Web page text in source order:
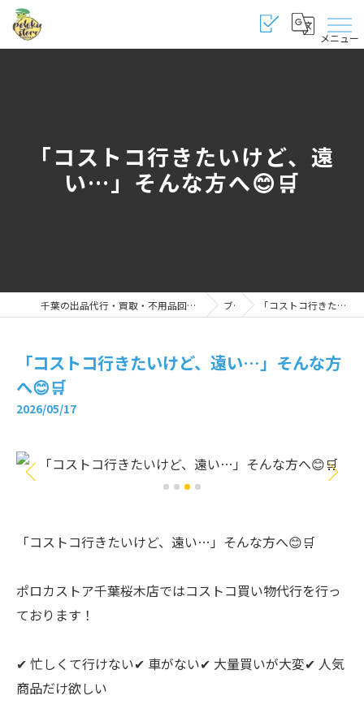
メニュー
「コストコ行きたいけど、遠
い…」そんな方へ😊🛒
千葉の出品代行・買取・不用品回収・販売・修理・代行なら納得のポロカストア千葉桜木店 ブログ 「コストコ行きたいけど、遠い…」そんな方へ😊🛒
「コストコ行きたいけど、遠い…」そんな方
へ😊🛒
2026/05/17
「コストコ行きたいけど、遠い…」そんな方へ😊🛒
ポロカストア千葉桜木店ではコストコ買い物代行を行っ
ております！
✔ 忙しくて行けない✔ 車がない✔ 大量買いが大変✔ 人気
商品だけ欲しい